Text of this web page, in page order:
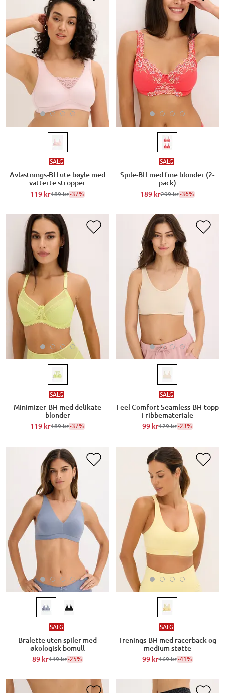
SALG
Avlastnings-BH ute bøyle med
vatterte stropper
119 kr189 kr-37%
SALG
Spile-BH med fine blonder (2-
pack)
189 kr299 kr-36%
SALG
Minimizer-BH med delikate
blonder
119 kr189 kr-37%
SALG
Feel Comfort Seamless-BH-topp
i ribbemateriale
99 kr129 kr-23%
SALG
Bralette uten spiler med
økologisk bomull
89 kr119 kr-25%
SALG
Trenings-BH med racerback og
medium støtte
99 kr169 kr-41%